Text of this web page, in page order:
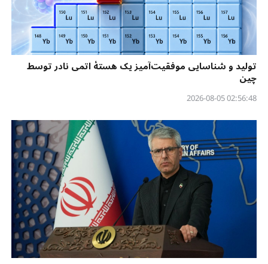
تولید و شناسایی موفقیت‌آمیز یک هستهٔ اتمی نادر توسط
چین
02:56:48 2026-08-05